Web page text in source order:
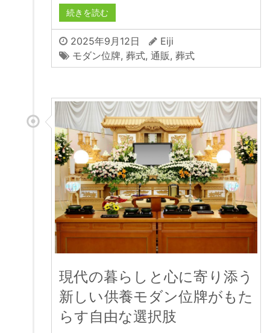
続きを読む
2025年9月12日
Eiji
モダン位牌, 葬式, 通販, 葬式
現代の暮らしと心に寄り添う
新しい供養モダン位牌がもた
らす自由な選択肢